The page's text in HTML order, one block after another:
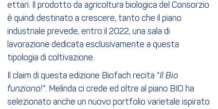
ettari. Il prodotto da agricoltura biologica del Consorzio
è quindi destinato a crescere, tanto che il piano
industriale prevede, entro il 2022, una sala di
lavorazione dedicata esclusivamente a questa
tipologia di coltivazione.
Il claim di questa edizione Biofach recita “Il Bio
funziona!”. Melinda ci crede ed oltre al piano BIO ha
selezionato anche un nuovo portfolio varietale ispirato